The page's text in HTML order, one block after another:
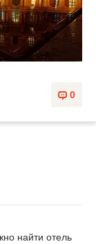
0
найти отель